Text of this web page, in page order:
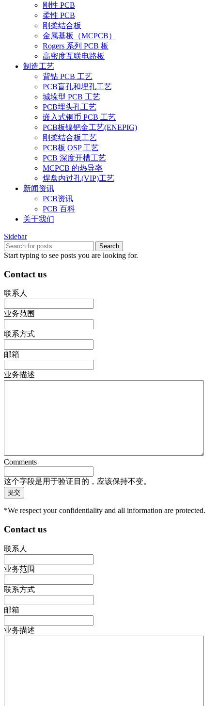
刚性 PCB
柔性 PCB
刚柔结合板
金属基板（MCPCB）
Rogers 系列 PCB 板
高密度互联电路板
制造工艺
背钻 PCB 工艺
PCB盲孔和埋孔工艺
城垛型 PCB 工艺
PCB埋头孔工艺
嵌入式铜币 PCB 工艺
PCB板镍钯金工艺(ENEPIG)
刚柔结合板工艺
PCB板 OSP 工艺
PCB 深度开槽工艺
MCPCB 的热导率
焊盘内过孔(VIP)工艺
新闻资讯
PCB资讯
PCB 百科
关于我们
Sidebar
Search
Start typing to see posts you are looking for.
Contact us
联系人
业务范围
联系方式
邮箱
业务描述
Comments
这个字段是用于验证目的，应该保持不变。
*We respect your confidentiality and all information are protected.
Contact us
联系人
业务范围
联系方式
邮箱
业务描述